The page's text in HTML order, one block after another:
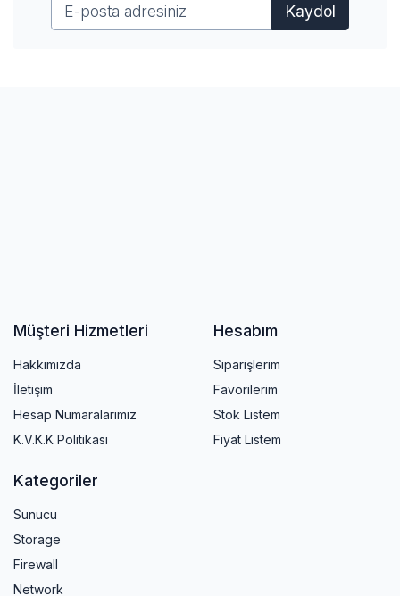
Kaydol
Müşteri Hizmetleri
Hakkımızda
İletişim
Hesap Numaralarımız
K.V.K.K Politikası
Hesabım
Siparişlerim
Favorilerim
Stok Listem
Fiyat Listem
Kategoriler
Sunucu
Storage
Firewall
Network